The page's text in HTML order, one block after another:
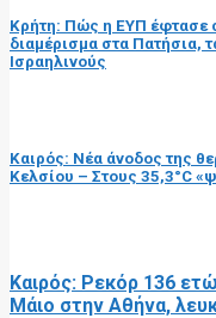
Κρήτη: Πώς η ΕΥΠ έφτασε
διαμέρισμα στα Πατήσια,
Ισραηλινούς
Καιρός: Νέα άνοδος της
Κελσίου – Στους 35,3°C
Καιρός: Ρεκόρ 136
Μάιο στην Αθήνα,